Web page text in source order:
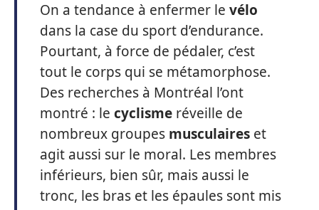
On a tendance à enfermer le vélo
dans la case du sport d’endurance.
Pourtant, à force de pédaler, c’est
tout le corps qui se métamorphose.
Des recherches à Montréal l’ont
montré : le cyclisme réveille de
nombreux groupes musculaires et
agit aussi sur le moral. Les membres
inférieurs, bien sûr, mais aussi le
tronc, les bras et les épaules sont mis